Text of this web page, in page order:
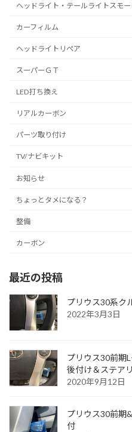
ヘッドライト・テールライトスモ
カーフィルム
ヘッドライトリペア
スーパーＧＴ
LED打ち換え
リアルカーボン
パーツ取り付け
TV/ナビキット
お知らせ
ちょっとタメになる？
整備
カーボン
最近の投稿
プリウス30系ク
2022年3月3日
プリウス30前期
後付け＆ステア
2020年9月12日
プリウス30前期
付